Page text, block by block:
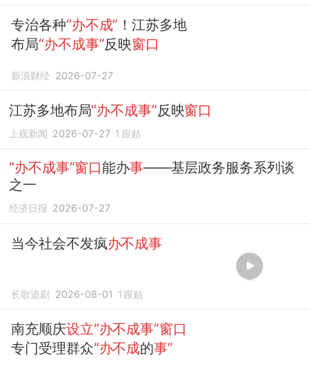
专治各种“办不成” ！江苏多地
布局“办不成事”反映窗口
新浪财经 2026-07-27
江苏多地布局“办不成事”反映窗口
上观新闻 2026-07-27 1 跟贴
“办不成事”窗口能办事——基层政务服务系列谈
之一
经济日报 2026-07-27
当今社会不发疯办不成事
长歌追剧 2026-08-01 1 跟贴
南充顺庆设立“办不成事”窗口
专门受理群众“办不成的事”